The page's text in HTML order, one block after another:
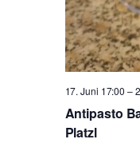
17. Juni 17:00 –
Antipasto
Platzl